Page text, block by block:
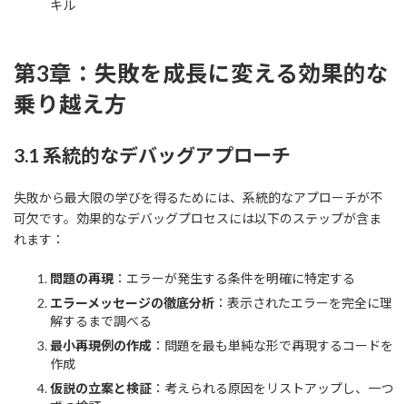
キル
第3章：失敗を成長に変える効果的な
乗り越え方
3.1 系統的なデバッグアプローチ
失敗から最大限の学びを得るためには、系統的なアプローチが不
可欠です。効果的なデバッグプロセスには以下のステップが含ま
れます：
問題の再現 ：エラーが発生する条件を明確に特定する
エラーメッセージの徹底分析 ：表示されたエラーを完全に理
解するまで調べる
最小再現例の作成 ：問題を最も単純な形で再現するコードを
作成
仮説の立案と検証 ：考えられる原因をリストアップし、一つ